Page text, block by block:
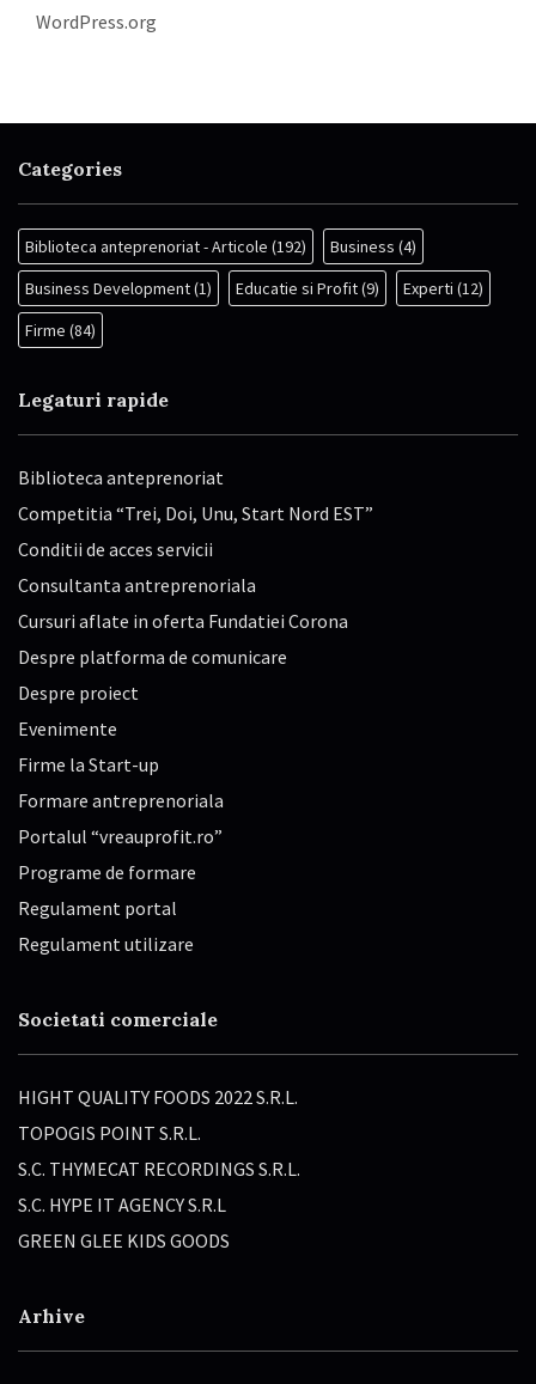
WordPress.org
Categories
Biblioteca anteprenoriat - Articole (192) Business (4)
Business Development(1) Educatie si Profit(9) Experti (12)
Firme (84)
Legaturi rapide
Biblioteca anteprenoriat
Competitia “Trei, Doi, Unu, Start Nord EST”
Conditii de acces servicii
Consultanta antreprenoriala
Cursuri aflate in oferta Fundatiei Corona
Despre platforma de comunicare
Despre proiect
Evenimente
Firme la Start-up
Formare antreprenoriala
Portalul “vreauprofit.ro”
Programe de formare
Regulament portal
Regulament utilizare
Societati comerciale
HIGHT QUALITY FOODS 2022 S.R.L.
TOPOGIS POINT S.R.L.
S.C. THYMECAT RECORDINGS S.R.L.
S.C. HYPE IT AGENCY S.R.L
GREEN GLEE KIDS GOODS
Arhive